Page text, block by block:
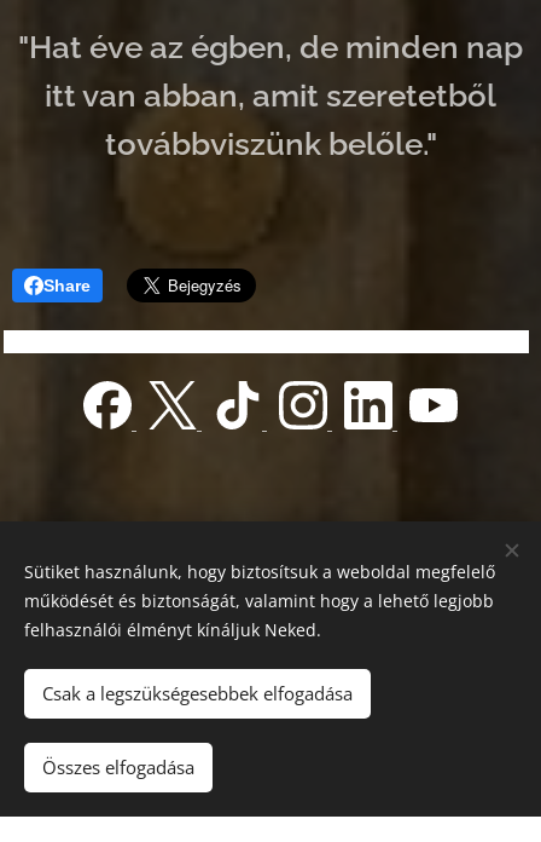
"Hat éve az égben, de minden nap
itt van abban, amit szeretetből
továbbviszünk belőle."
Share
Országos azonosító:
0100/60270/2025/2300092318647
Adószám: 19419028-1-43
Webnode
Sütiket használunk, hogy biztosítsuk a weboldal megfelelő
működését és biztonságát, valamint hogy a lehető legjobb
felhasználói élményt kínáljuk Neked.
Csak a legszükségesebbek elfogadása
Összes elfogadása